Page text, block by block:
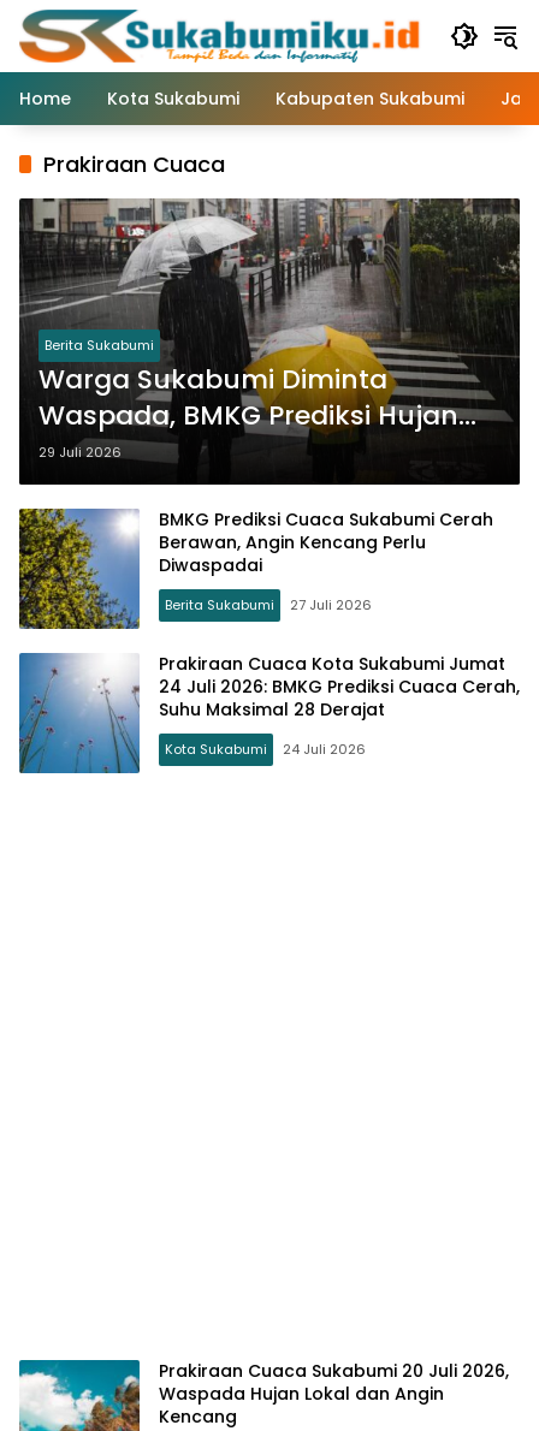
Langsung
konten
Home
Kota Sukabumi Kabupaten Sukabumi
Prakiraan Cuaca
Berita Sukabumi
Warga Sukabumi Diminta
Waspada, BMKG Prediksi Hujan
Lokal Siang hingga Malam Hari
29 Juli 2026
BMKG Prediksi Cuaca Sukabumi Cerah
Berawan, Angin Kencang Perlu
Diwaspadai
Berita Sukabumi 27 Juli 2026
Prakiraan Cuaca Kota Sukabumi Jumat
24 Juli 2026: BMKG Prediksi Cuaca Cerah,
Suhu Maksimal 28 Derajat
Kota Sukabumi 24 Juli 2026
Prakiraan Cuaca Sukabumi 20 Juli 2026,
Waspada Hujan Lokal dan Angin
Kencang